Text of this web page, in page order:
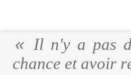
Il n'y a pas
chance et avoir